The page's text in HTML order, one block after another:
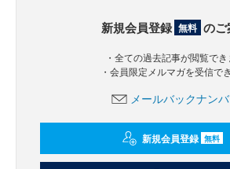
新規会員登録 無料 のご
・全ての過去記事が閲覧で
・会員限定メルマガを受信で
メールバックナン
新規会員登録 無料